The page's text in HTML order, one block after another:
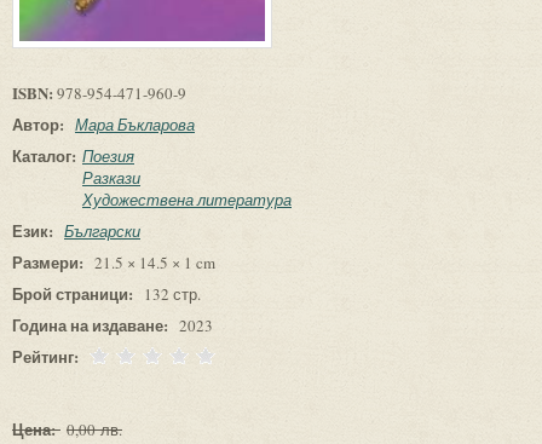
ISBN: 978-954-471-960-9
Автор: Мара Бъкларова
Каталог: Поезия
Разкази
Художествена литература
Език: Български
Размери: 21.5 × 14.5 × 1 cm
Брой страници: 132 стр.
Година на издаване: 2023
Рейтинг:
Цена: 0,00 лв.